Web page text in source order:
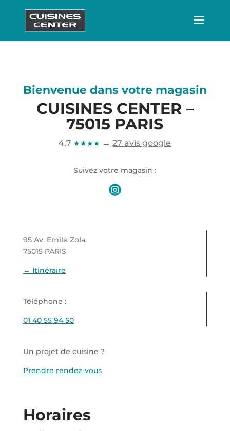
Bienvenue dans votre magasin
CUISINES CENTER –
75015 PARIS
4,7 ★★★★ →27 avis google
Suivez votre magasin :
95 Av. Emile Zola,
75015 PARIS
→ Itinéraire
Téléphone :
01 40 55 94 50
Un projet de cuisine ?
Prendre rendez-vous
Horaires